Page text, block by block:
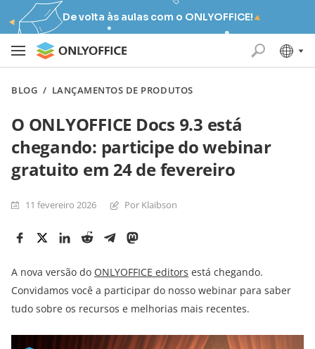
De volta às aulas com o ONLYOFFICE!
BLOG / LANÇAMENTOS DE PRODUTOS
O ONLYOFFICE Docs 9.3 está
chegando: participe do webinar
gratuito em 24 de fevereiro
11 fevereiro 2026 Por Klaibson
A nova versão do ONLYOFFICE editors está chegando.
Convidamos você a participar do nosso webinar para saber
tudo sobre os recursos e melhorias mais recentes.